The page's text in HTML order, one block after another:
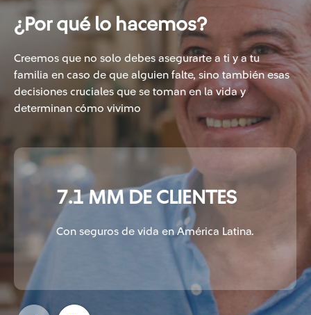
¿Por qué lo hacemos?
Creemos que no solo debes asegurarte a ti y a tu
familia en caso de que alguien falte, sino también esas
decisiones cruciales que se toman en la vida y
determinan cómo vivimo
7.1 MM DE CLIENTES
Con seguros de vida en América Latina.